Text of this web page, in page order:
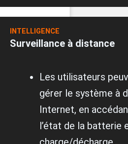
INTELLIGENCE
Surveillance à distance
Les utilisateurs
gérer le système à
Internet, en
l’état de la batterie